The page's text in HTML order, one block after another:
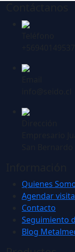
Quienes
Agendar
Contacto
Seguimiento
Blog